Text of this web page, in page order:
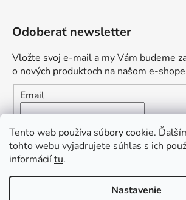
Tento web používa súbory cookie.
tohto webu vyjadrujete súhlas s ich
informáciítu.
Nastavenie
Odoberať newsletter
Vložte svoj e-mail a my Vám budeme
o nových produktoch na našom e-
Email
Vložením e-mailu súhlasíte s
osobných údajov
môžem